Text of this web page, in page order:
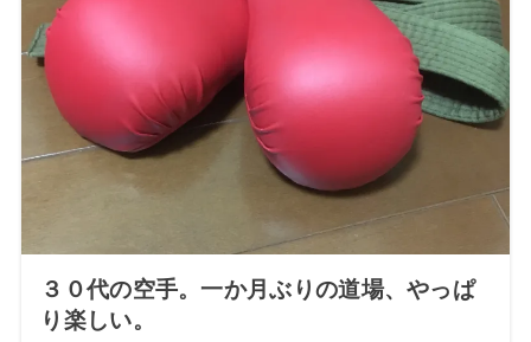
３０代の空手。一か月ぶりの道場、やっぱ
り楽しい。